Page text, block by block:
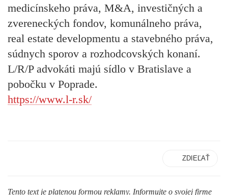
medicínskeho práva, M&A, investičných a
zvereneckých fondov, komunálneho práva,
real estate developmentu a stavebného práva,
súdnych sporov a rozhodcovských konaní.
L/R/P advokáti majú sídlo v Bratislave a
pobočku v Poprade.
https://www.l-r.sk/
ZDIEĽAŤ
Tento text je platenou formou reklamy. Informujte o svojej firme